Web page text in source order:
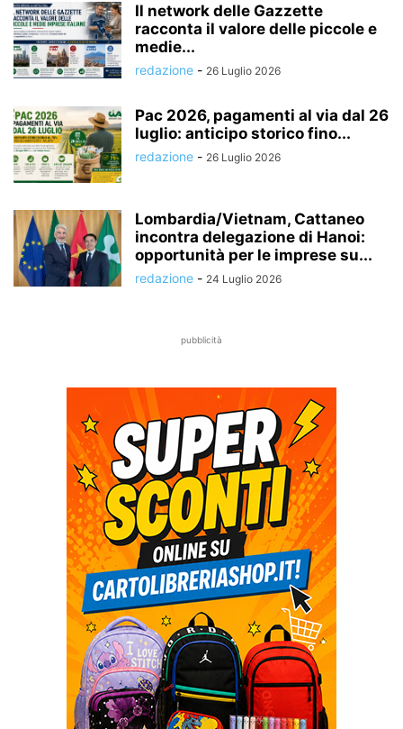
Il network delle Gazzette
racconta il valore delle piccole e
medie...
redazione - 26 Luglio 2026
Pac 2026, pagamenti al via dal 26
luglio: anticipo storico fino...
redazione - 26 Luglio 2026
Lombardia/Vietnam, Cattaneo
incontra delegazione di Hanoi:
opportunità per le imprese su...
redazione - 24 Luglio 2026
pubblicità